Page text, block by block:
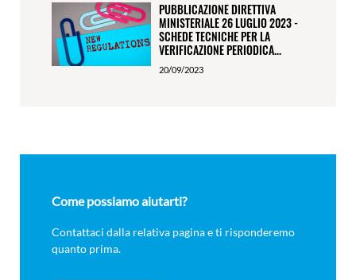
PUBBLICAZIONE DIRETTIVA
MINISTERIALE 26 LUGLIO 2023 -
SCHEDE TECNICHE PER LA
VERIFICAZIONE PERIODICA...
20/09/2023
Come possiamo aiutarti?
Contattaci dalla relativa pagina e ti risponderemo
quanto prima.